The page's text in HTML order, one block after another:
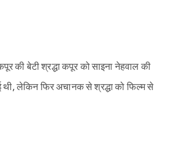
की बेटी श्रद्धा कपूर को साइना नेहवाल की
थी, लेकिन फिर अचानक से श्रद्धा को फिल्म से